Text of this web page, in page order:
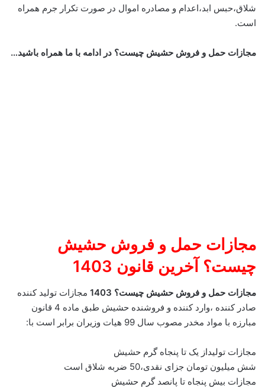
شلاق،حبس ابد،اعدام و مصادره اموال در صورت تکرار جرم همراه
است.
مجازات حمل و فروش حشیش چیست؟ در ادامه با ما همراه باشید…
مجازات حمل و فروش حشیش
چیست؟ آخرین قانون 1403
مجازات حمل و فروش حشیش چیست؟ 1403
مجازات تولید کننده
صادر کننده ،وارد کننده و فروشنده حشیش طبق ماده 4 قانون
مبارزه با مواد مخدر مصوب سال 99 هیات وزیران برابر است با:
مجازات تولیداز یک تا پنجاه گرم حشیش
شش میلیون تومان جزای نقدی،50 ضربه شلاق است
مجازات بیش پنجاه تا پانصد گرم حشیش